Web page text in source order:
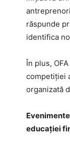
răspunde
identifica
În plus,
competiției
organizată
educației